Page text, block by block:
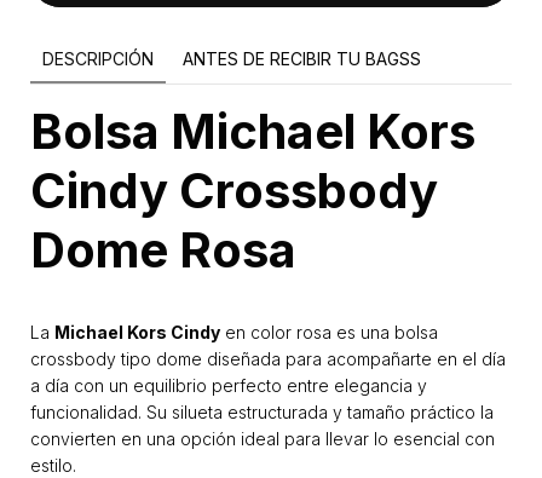
DESCRIPCIÓN ANTES DE RECIBIR TU BAGSS
Bolsa Michael Kors
Cindy Crossbody
Dome Rosa
La Michael Kors Cindy en color rosa es una bolsa
crossbody tipo dome diseñada para acompañarte en el día
a día con un equilibrio perfecto entre elegancia y
funcionalidad. Su silueta estructurada y tamaño práctico la
convierten en una opción ideal para llevar lo esencial con
estilo.